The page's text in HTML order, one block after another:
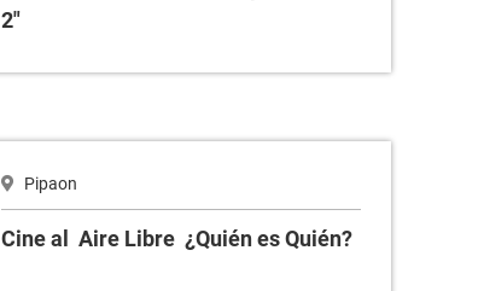
2"
Pipaon
Cine al Aire Libre ¿Quién es Quién?